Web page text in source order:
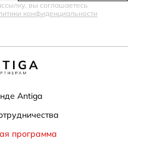
вы соглашаетесь
конфиденциальности
Antiga
программа